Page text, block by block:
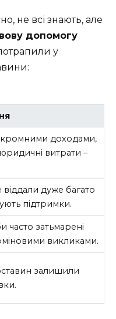
не всі знають, але
допомогу
у
доходами,
витрати –
дуже багато
підтримки.
часто затьмарені
викликами.
залишили